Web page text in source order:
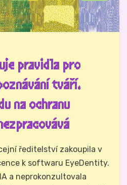
pravidla pro
tváří.
na ochranu
ředitelství zakoupila v
k softwaru EyeDentity.
a neprokonzultovala